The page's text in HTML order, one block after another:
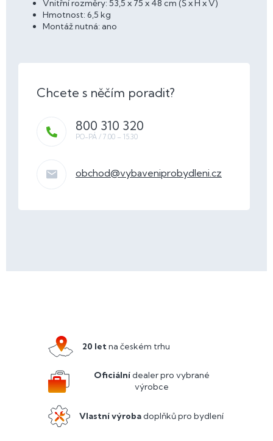
Vnitřní rozměry: 53,5 x 75 x 48 cm (Š x H x V)
Hmotnost: 6,5 kg
Montáž nutná: ano
obchod@vybaveniprobydleni.cz
800 310 320
20 letna českém trhu
Oficiálnídealer pro vybrané
výrobce
Vlastní výrobadoplňků pro bydlení